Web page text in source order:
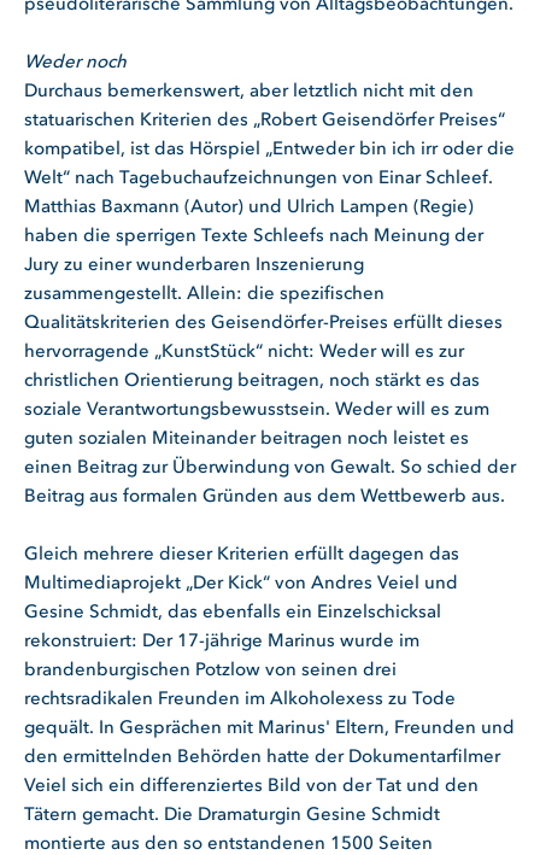
pseudoliterarische Sammlung von Alltagsbeobachtungen.
Weder noch
Durchaus bemerkenswert, aber letztlich nicht mit den
statuarischen Kriterien des „Robert Geisendörfer Preises“
kompatibel, ist das Hörspiel „Entweder bin ich irr oder die
Welt“ nach Tagebuchaufzeichnungen von Einar Schleef.
Matthias Baxmann (Autor) und Ulrich Lampen (Regie)
haben die sperrigen Texte Schleefs nach Meinung der
Jury zu einer wunderbaren Inszenierung
zusammengestellt. Allein: die spezifischen
Qualitätskriterien des Geisendörfer-Preises erfüllt dieses
hervorragende „KunstStück“ nicht: Weder will es zur
christlichen Orientierung beitragen, noch stärkt es das
soziale Verantwortungsbewusstsein. Weder will es zum
guten sozialen Miteinander beitragen noch leistet es
einen Beitrag zur Überwindung von Gewalt. So schied der
Beitrag aus formalen Gründen aus dem Wettbewerb aus.
Gleich mehrere dieser Kriterien erfüllt dagegen das
Multimediaprojekt „Der Kick“ von Andres Veiel und
Gesine Schmidt, das ebenfalls ein Einzelschicksal
rekonstruiert: Der 17-jährige Marinus wurde im
brandenburgischen Potzlow von seinen drei
rechtsradikalen Freunden im Alkoholexess zu Tode
gequält. In Gesprächen mit Marinus' Eltern, Freunden und
den ermittelnden Behörden hatte der Dokumentarfilmer
Veiel sich ein differenziertes Bild von der Tat und den
Tätern gemacht. Die Dramaturgin Gesine Schmidt
montierte aus den so entstandenen 1500 Seiten